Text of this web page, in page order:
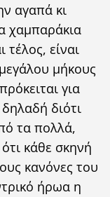
αγαπά κι
χαμπαράκια
είναι
μήκους
για
διότι
τα πολλά,
κάθε σκηνή
κανόνες του
ήρωα η